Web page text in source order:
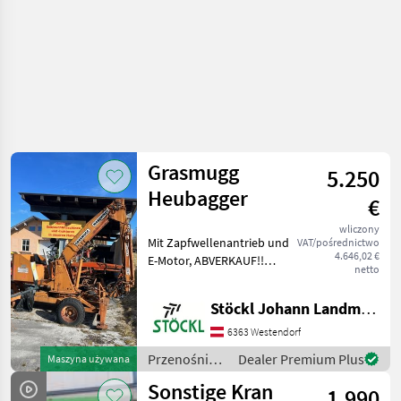
Maszyna używana
Grasmugg
Heubagger
5.250
€
wliczony
VAT/pośrednictwo
4.646,02 €
netto
Mit Zapfwellenantrieb und
E-Motor, ABVERKAUF!!
Stöckl Johann Landmaschinen GesmbH & Co KG
6363 Westendorf
Przenośniki
/ Grasmugg
Dealer Premium Plus
Sonstige Kran